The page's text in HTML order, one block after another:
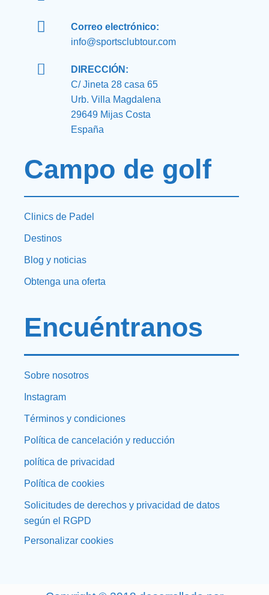
Correo electrónico:
info@sportsclubtour.com
DIRECCIÓN:
C/ Jineta 28 casa 65
Urb. Villa Magdalena
29649 Mijas Costa
España
Campo de golf
Clinics de Padel
Destinos
Blog y noticias
Obtenga una oferta
Encuéntranos
Sobre nosotros
Instagram
Términos y condiciones
Política de cancelación y reducción
política de privacidad
Política de cookies
Solicitudes de derechos y privacidad de datos
según el RGPD
Personalizar cookies